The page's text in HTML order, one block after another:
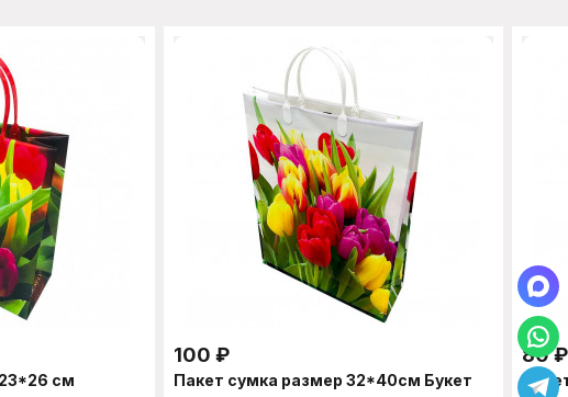
см
100 ₽
Пакет сумка размер 32*40см Букет
80₽